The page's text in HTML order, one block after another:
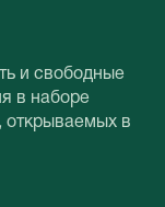
и свободные
в наборе
открываемых в